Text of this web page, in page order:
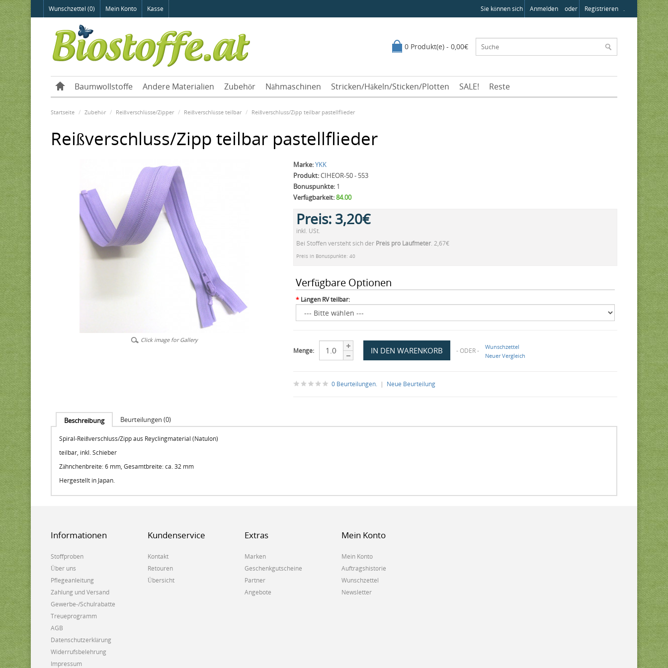
Wunschzettel (0) Mein Konto Kasse Sie können sich Anmelden oder Registrieren .
0 Produkt(e) - 0,00€
Baumwollstoffe Andere Materialien Zubehör Nähmaschinen Stricken/Häkeln/Sticken/Plotten SALE! Reste
Startseite Zubehör Reißverschlüsse/Zipper Reißverschlüsse teilbar Reißverschluss/Zipp teilbar pastellflieder
Reißverschluss/Zipp teilbar pastellflieder
Click image for Gallery
Marke:YKK
Produkt:CIHEOR-50 - 553
Bonuspunkte:1
Verfügbarkeit:84.00
Preis: 3,20€
inkl. USt.
Bei Stoffen versteht sich der Preis pro Laufmeter. 2,67€
Preis in Bonuspunkte: 40
Verfügbare Optionen
* Längen RV teilbar:
Menge: - ODER -
Wunschzettel
Neuer Vergleich
0 Beurteilungen.| Neue Beurteilung
Beschreibung Beurteilungen (0)
Spiral-Reißverschluss/Zipp aus Reyclingmaterial (Natulon)
teilbar, inkl. Schieber
Zähnchenbreite: 6 mm, Gesamtbreite: ca. 32 mm
Hergestellt in Japan.
Informationen
Stoffproben
Über uns
Pflegeanleitung
Zahlung und Versand
Gewerbe-/Schulrabatte
Treueprogramm
AGB
Datenschutzerklärung
Widerrufsbelehrung
Impressum
Kundenservice
Kontakt
Retouren
Übersicht
Extras
Marken
Geschenkgutscheine
Partner
Angebote
Mein Konto
Mein Konto
Auftragshistorie
Wunschzettel
Newsletter